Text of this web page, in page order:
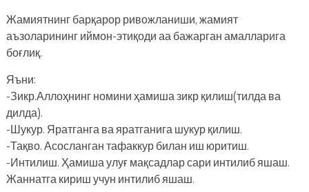
Жамиятнинг барқарор ривожланиши, жамият
аъзоларининг иймон-этиқоди аа бажарган амалларига
боғлиқ.
Яъни:
-Зикр.Аллоҳнинг номини ҳамиша зикр қилиш(тилда ва
дилда).
-Шукур. Яратганга ва яратганига шукур қилиш.
-Тақво. Асосланган тафаккур билан иш юритиш.
-Интилиш. Ҳамиша улуғ мақсадлар сари интилиб яшаш.
Жаннатга кириш учун интилиб яшаш.